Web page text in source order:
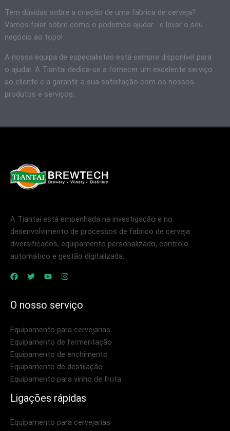
Tem dúvidas sobre a criação de uma fábrica de cerveja?
Vamos falar sobre como o podemos ajudar... e levar o seu
negócio ao topo!
A nossa equipa de especialistas está sempre disponível para
o ajudar. A Tiantai dedica-se a fornecer um excelente serviço
ao cliente e a garantir a sua satisfação com os nossos
produtos e serviços.
A Tiantai está empenhada na investigação e no
desenvolvimento de processos de fabrico de cerveja
diversificados, equipamento personalizado, controlo
automático e gestão digitalizada.
O nosso serviço
Equipamento para cervejarias
Equipamento de fermentação
Equipamento de enchimento
Equipamento de destilação
Equipamento para vinho de fruta
Ligações rápidas
Equipamento para cervejarias